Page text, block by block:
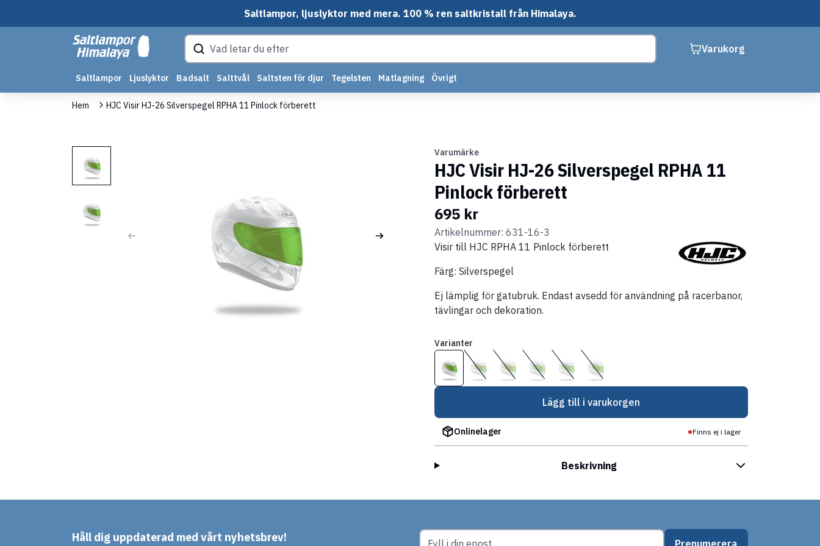
Saltlampor, ljuslyktor med mera. 100 % ren saltkristall från Himalaya.
Varukorg
Saltlampor Ljuslyktor Badsalt Salttvål Saltsten för djur Tegelsten Matlagning Övrigt
Hem HJC Visir HJ-26 Silverspegel RPHA 11 Pinlock förberett
Varumärke
HJC Visir HJ-26 Silverspegel RPHA 11
Pinlock förberett
695 kr
Artikelnummer: 631-16-3
Visir till HJC RPHA 11 Pinlock förberett
Färg: Silverspegel
Ej lämplig för gatubruk. Endast avsedd för användning på racerbanor,
tävlingar och dekoration.
Varianter
Lägg till i varukorgen
Onlinelager Finns ej i lager
Beskrivning
Håll dig uppdaterad med vårt nyhetsbrev!